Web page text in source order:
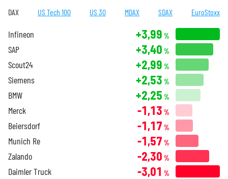
DAX US Tech 100 US 30 MDAX SDAX EuroStoxx
Infineon +3,99 %
SAP +3,40 %
Scout24 +2,99 %
Siemens +2,53 %
BMW +2,25 %
Merck -1,13 %
Beiersdorf -1,17 %
Munich Re -1,57 %
Zalando -2,30 %
Daimler Truck -3,01 %